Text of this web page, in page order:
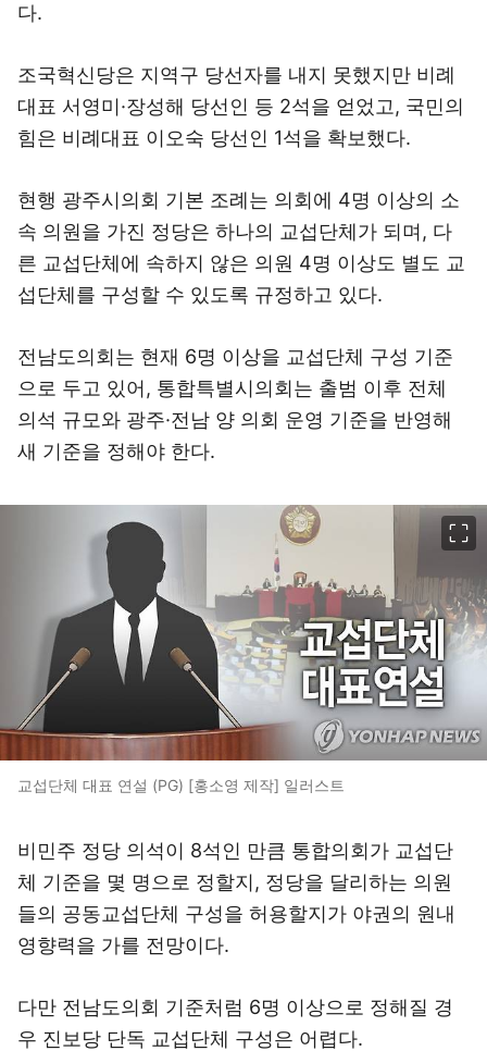
다.
조국혁신당은 지역구 당선자를 내지 못했지만 비례
대표 서영미·장성해 당선인 등 2석을 얻었고, 국민의
힘은 비례대표 이오숙 당선인 1석을 확보했다.
현행 광주시의회 기본 조례는 의회에 4명 이상의 소
속 의원을 가진 정당은 하나의 교섭단체가 되며, 다
른 교섭단체에 속하지 않은 의원 4명 이상도 별도 교
섭단체를 구성할 수 있도록 규정하고 있다.
전남도의회는 현재 6명 이상을 교섭단체 구성 기준
으로 두고 있어, 통합특별시의회는 출범 이후 전체
의석 규모와 광주·전남 양 의회 운영 기준을 반영해
새 기준을 정해야 한다.
교섭단체 대표 연설 (PG) [홍소영 제작] 일러스트
비민주 정당 의석이 8석인 만큼 통합의회가 교섭단
체 기준을 몇 명으로 정할지, 정당을 달리하는 의원
들의 공동교섭단체 구성을 허용할지가 야권의 원내
영향력을 가를 전망이다.
다만 전남도의회 기준처럼 6명 이상으로 정해질 경
우 진보당 단독 교섭단체 구성은 어렵다.